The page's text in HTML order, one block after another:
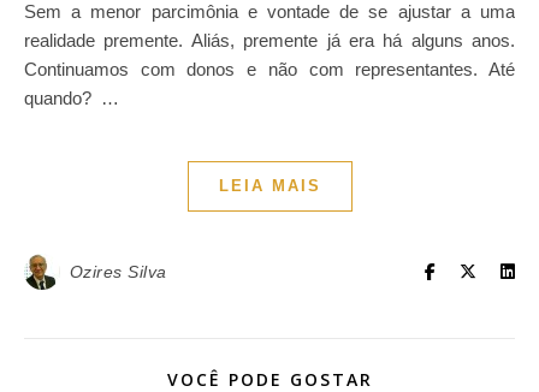
Sem a menor parcimônia e vontade de se ajustar a uma
realidade premente. Aliás, premente já era há alguns anos.
Continuamos com donos e não com representantes. Até
quando? …
LEIA MAIS
Ozires Silva
VOCÊ PODE GOSTAR